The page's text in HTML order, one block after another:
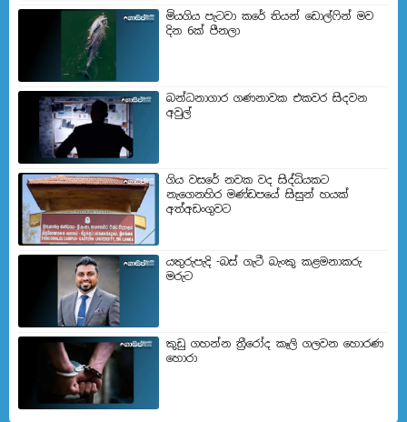
මියගිය පැටවා කරේ තියන් ඩොල්ෆින් මව
දින 6ක් පීනලා
බන්ධනාගාර ගණනාවක එකවර සිදවන
අවුල්
ගිය වසරේ නවක වද සිද්ධියකට
නැගෙනහිර මණ්ඩපයේ සිසුන් හයක්
අත්අඩංගුවට
යතුරුපැදි -බස් ගැටී බැංකු කළමනාකරු
මරුට
කුඩු ගහන්න ත්‍රීරෝද කෑලි ගලවන හොරණ
හොරා